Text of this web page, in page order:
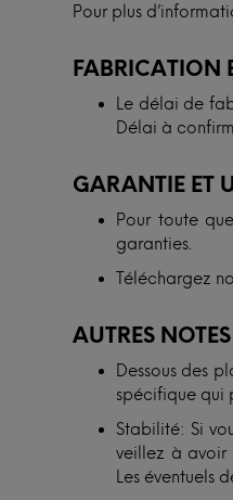
Pour plus
FABRICATION
Le délai de
Délai à
GARANTIE ET
Pour toute
garanties.
Téléchargez
AUTRES NOTES
Dessous des
spécifique qui
Stabilité: Si
veillez à avoir
Les éventuels